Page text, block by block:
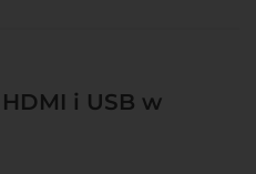
i USB w